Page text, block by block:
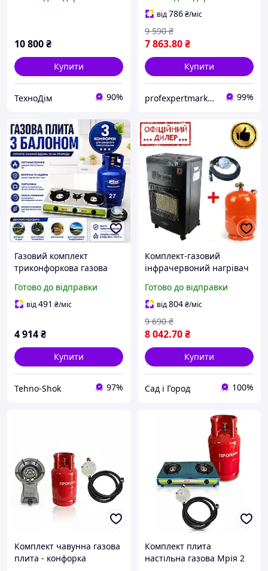
10 800₴
Купити
ТехноДім 90%
редуктор + шланг 2 м
від786₴/міс
7 863.80₴
9 590 ₴
Купити
profexpertmarket.com.ua 99%
Газовий комплект
триконфоркова газова
(редуктор, шланг)
Готово до відправки
від491 ₴/міс
4 914₴
Купити
Tehno-Shok 97%
Комплект-газовий
інфрачервоний нагрівач
+ побутовий балон 27 л +
редуктор + шланг 2 м
Готово до відправки
від804₴/міс
8 042.70₴
9 690 ₴
Купити
Сад і Город 100%
Комплект чавунна газова
плита - конфорка
Комплект плита
настільна газова Мрія 2